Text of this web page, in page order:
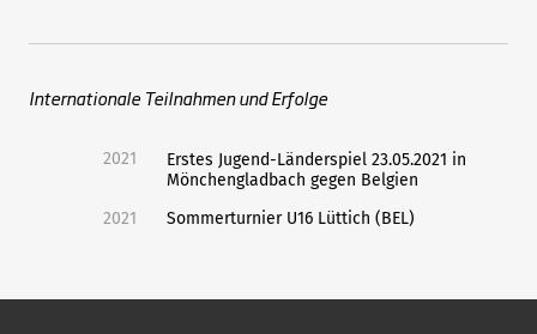
Internationale Teilnahmen und Erfolge
2021
Erstes Jugend-Länderspiel 23.05.2021 in
Mönchengladbach gegen Belgien
2021
Sommerturnier U16 Lüttich (BEL)